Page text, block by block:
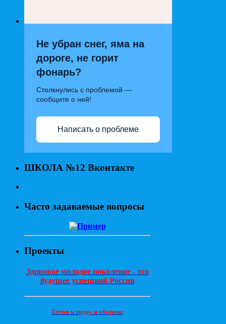
Не убран снег, яма на
дороге, не горит
фонарь?
Столкнулись с проблемой —
сообщите о ней!
Написать о проблеме
ШКОЛА №12 Вконтакте
Часто задаваемые вопросы
Проекты
Здоровое молодое поколение - это
будущее успешной России
Готов к труду и обороне